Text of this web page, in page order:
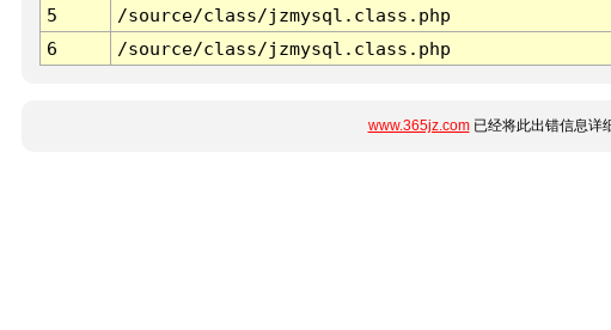
5
/source/class/jzmysql.class.php
6
/source/class/jzmysql.class.php
www.365jz.com已经将此出错信息详